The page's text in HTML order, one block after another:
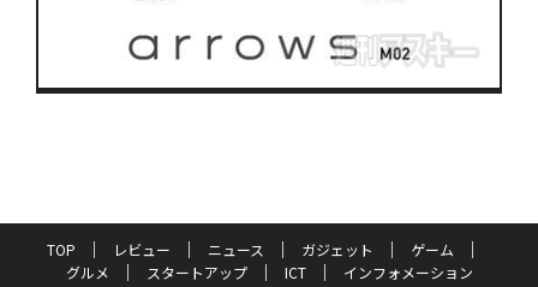
TOP レビュー ニュース ガジェット
ゲーム
グルメ
スタートアップ ICT
インフォメーション